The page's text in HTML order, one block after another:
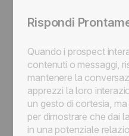
Rispondi
Quando i prospect
contenuti o messaggi,
mantenere la
apprezzi la loro
un gesto di cortesia,
per dimostrare che dai
in una potenziale